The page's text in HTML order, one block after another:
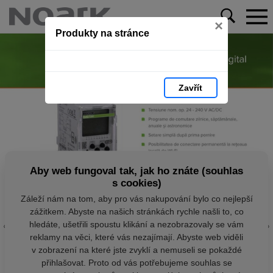
Produkty na stránce ×
Zavřít
Aby web fungoval tak, jak ho znáte (souhlas
s cookies)
Záleží nám na tom, aby pro vás nakupování bylo co nejlepší
zážitkem. Abyste na našich stránkách rychle našli to, co
hledáte, ušetřili spoustu klikání a nezobrazovaly se vám
reklamy na věci, které vás nezajímají. Abyste web viděli
v zobrazení na které jste zvyklí a nemuseli se pokaždé
přihlašovat. Proto od vás potřebujeme souhlas se